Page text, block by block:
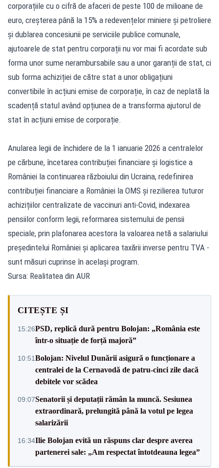
corporațiile cu o cifră de afaceri de peste 100 de milioane de
euro, creșterea până la 15% a redevențelor miniere și petroliere
și dublarea concesiunii pe serviciile publice comunale,
ajutoarele de stat pentru corporații nu vor mai fi acordate sub
forma unor sume nerambursabile sau a unor garanții de stat, ci
sub forma achiziției de către stat a unor obligațiuni
convertibile în acțiuni emise de corporație, în caz de neplată la
scadență statul având opțiunea de a transforma ajutorul de
stat în acțiuni emise de corporație.
Anularea legii de închidere de la 1 ianuarie 2026 a centralelor
pe cărbune, încetarea contribuției financiare și logistice a
României la continuarea războiului din Ucraina, redefinirea
contribuției financiare a României la OMS și rezilierea tuturor
achizițiilor centralizate de vaccinuri anti-Covid, indexarea
pensiilor conform legii, reformarea sistemului de pensii
speciale, prin plafonarea acestora la valoarea netă a salariului
președintelui României și aplicarea taxării inverse pentru TVA -
sunt măsuri cuprinse în același program.
Sursa: Realitatea din AUR
CITEȘTE ȘI
15:26PSD, replică dură pentru Bolojan: „România este
într-o situație de forță majoră”
10:51Bolojan: Nivelul Dunării asigură o funcționare a
centralei de la Cernavodă de patru-cinci zile dacă
debitele vor scădea
09:07Senatorii și deputații rămân la muncă. Sesiunea
extraordinară, prelungită până la votul pe legea
salarizării
16:34Ilie Bolojan evită un răspuns clar despre averea
partenerei sale: „Am respectat întotdeauna legea”